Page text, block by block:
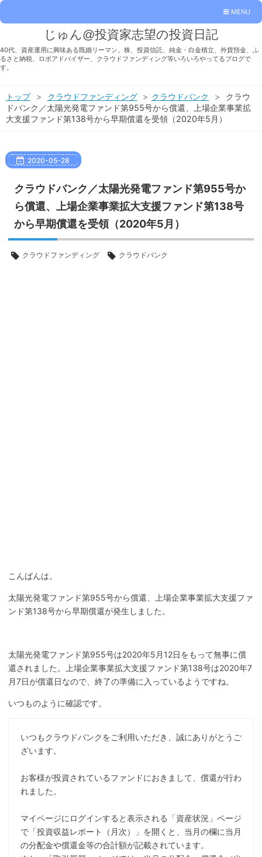
じゅん@投資家志望の投資日記
40代、資産運用に興味ある既婚リーマン。株、投資信託、純金・白金積立、外貨預金、ふ
るさと納税、ロボアドバイザー、クラウドファンディング等いろいろやってるブログで
す。
MENU
トップ > クラウドファンディング > クラウドバンク >
クラウ
ドバンク／太陽光発電ファンド第955号から償還、上場企業事業拡
大支援ファンド第138号から早期償還を受領（2020年5月）
2020-05-28
クラウドバンク／太陽光発電ファンド第955号か
ら償還、上場企業事業拡大支援ファンド第138号
から早期償還を受領（2020年5月）
クラウドファンディング クラウドバンク
こんばんは。
太陽光発電ファンド第955号から償還、上場企業事業拡大支援ファ
ンド第138号から早期償還が発生しました。
太陽光発電ファンド第955号は2020年5月12日をもって無事に償
還されました。上場企業事業拡大支援ファンド第138号は2020年7
月7日が償還日なので、終了の準備に入っているようですね。
いつものように確認です。
いつもクラウドバンクをご利用いただき、 誠にありがとうご
ざいます。
お客様が投資されているファンドにおきまして、 償還が行わ
れました。
マイページにログインすると表示される「資産状況」ページ
で「投資収益レポート（月次）」を開くと、 当月の欄に当月
の分配金や償還金等の合計額が記載されています。